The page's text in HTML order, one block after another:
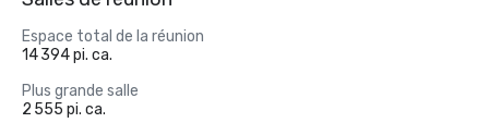
Espace total de la réunion
14 394 pi. ca.
Plus grande salle
2 555 pi. ca.